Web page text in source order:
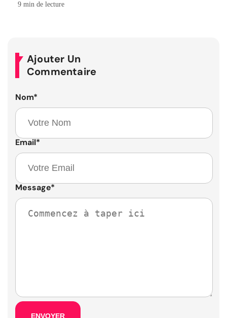
9 min de lecture
Ajouter Un
Commentaire
Nom*
Email*
Message*